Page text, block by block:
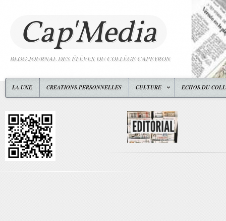
Cap'Media
BLOG JOURNAL DES ÉLÈVES DU COLLÈGE CAPEYRON
LA UNE CREATIONS PERSONNELLES CULTURE ECHOS DU